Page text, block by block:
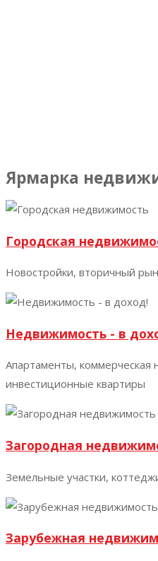
Ярмарка
Городская
Новостройки, вторичный
Недвижимость - в
Апартаменты, коммерческая
инвестиционные квартиры
Загородная
Земельные участки,
Зарубежная